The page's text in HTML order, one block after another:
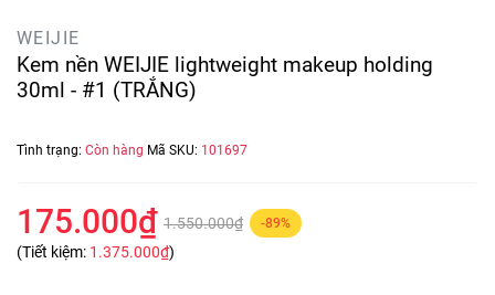
WEIJIE
Kem nền WEIJIE lightweight makeup holding
30ml - #1 (TRẮNG)
Tình trạng: Còn hàng Mã SKU: 101697
175.000₫ 1.550.000₫ -89%
(Tiết kiệm: 1.375.000₫)